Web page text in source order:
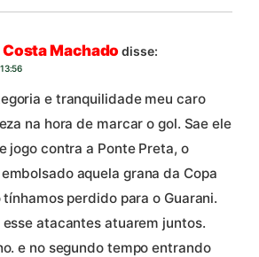
Machado disse:
e tranquilidade meu caro
na hora de marcar o gol. Sae ele
jogo contra a Ponte Preta, o
aquela grana da Copa
perdido para o Guarani.
atacantes atuarem juntos.
e no segundo tempo entrando